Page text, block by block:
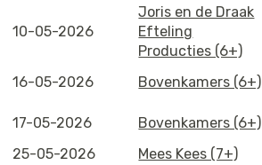
10-05-2026
Joris en de Draak
Efteling
Producties (6+)
16-05-2026 Bovenkamers (6+)
17-05-2026
Bovenkamers (6+)
25-05-2026
Mees Kees (7+)